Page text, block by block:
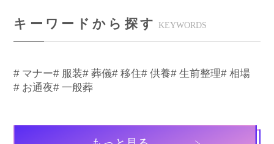
キーワードから探す KEYWORDS
# マナー# 服装# 葬儀# 移住# 供養# 生前整理# 相場
# お通夜# 一般葬